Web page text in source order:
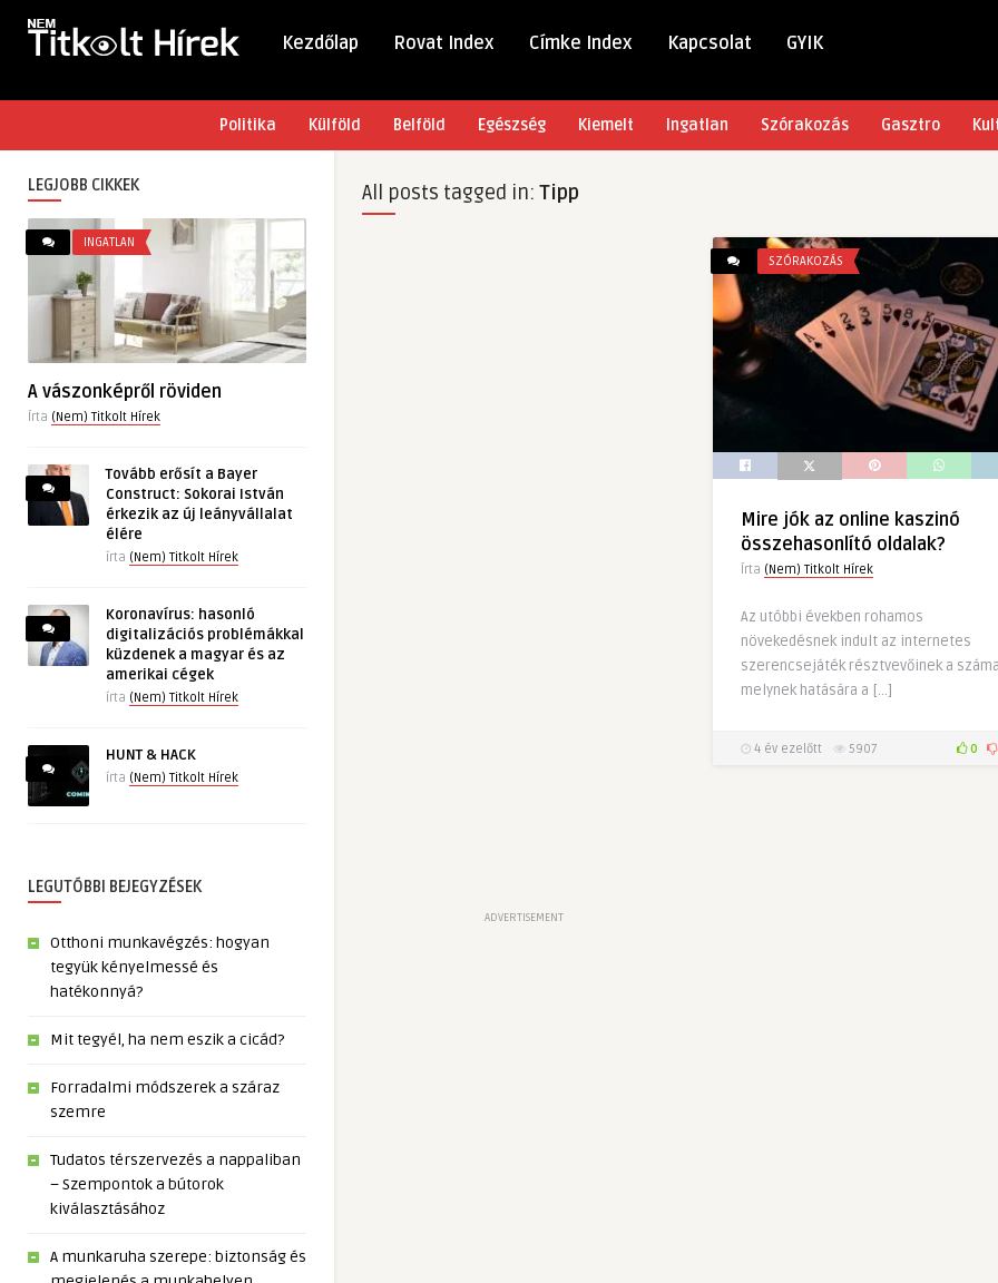
Kezdőlap Rovat Index Címke Index Kapcsolat GYIK
Politika Külföld Belföld Egészség Kiemelt Ingatlan Szórakozás Gasztro
LEGJOBB CIKKEK
INGATLAN
A vászonképről röviden
Írta (Nem) Titkolt Hírek
Tovább erősít a Bayer
Construct: Sokorai István
érkezik az új leányvállalat
élére
írta (Nem) Titkolt Hírek
Koronavírus: hasonló
digitalizációs problémákkal
küzdenek a magyar és az
amerikai cégek
írta (Nem) Titkolt Hírek
HUNT & HACK
írta (Nem) Titkolt Hírek
LEGUTÓBBI BEJEGYZÉSEK
Otthoni munkavégzés: hogyan
tegyük kényelmessé és
hatékonnyá?
Mit tegyél, ha nem eszik a cicád?
Forradalmi módszerek a száraz
szemre
Tudatos térszervezés a nappaliban
– Szempontok a bútorok
kiválasztásához
A munkaruha szerepe: biztonság és
All posts tagged in: Tipp
ADVERTISEMENT
SZÓRAKOZÁS
Mire jók az online kaszinó
összehasonlító oldalak?
Írta (Nem) Titkolt Hírek
Az utóbbi években rohamos
növekedésnek indult az internetes
szerencsejáték résztvevőinek a
melynek hatására a […]
4 év ezelőtt 5907 0